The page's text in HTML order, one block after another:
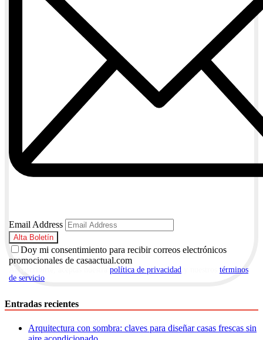
Email Address
Doy mi consentimiento para recibir correos electrónicos
promocionales de casaactual.com
política de privacidad
términos
de servicio
Entradas recientes
Arquitectura con sombra: claves para diseñar casas frescas sin